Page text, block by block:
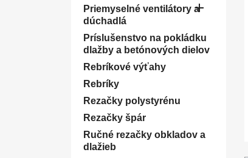
Priemyselné ventilátory a
dúchadlá

Príslušenstvo na pokládku
dlažby a betónových dielov
Rebríkové výťahy
Rebríky
Rezačky polystyrénu
Rezačky špár
Ručné rezačky obkladov a
dlažieb